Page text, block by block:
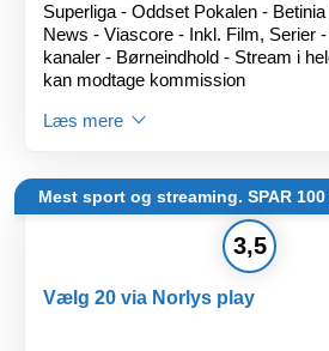
Superliga - Oddset Pokalen -
News - Viascore - Inkl. Film, Serier
kanaler - Børneindhold - Stream i
kan modtage kommission
Læs mere
Mest sport og streaming. SPAR 100
Vælg 20 via Norlys play
3,5